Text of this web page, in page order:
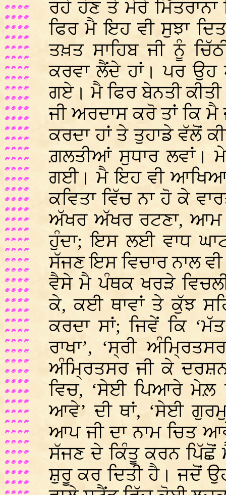
ਰਹੇ ਹੋਣ ਤੇ ਮੇਰੇ
ਫਿਰ ਮੈ ਇਹ ਵੀ ਸੁਝਾ
ਤਖ਼ਤ ਸਾਹਿਬ ਜੀ ਨੂੰ
ਕਰਵਾ ਲੈਂਦੇ ਹਾਂ। ਪਰ ਉਹ
ਗਏ। ਮੈ ਫਿਰ ਬੇਨਤੀ
ਜੀ ਅਰਦਾਸ ਕਰੋ ਤਾਂ ਕਿ ਮੈ
ਕਰਦਾ ਹਾਂ ਤੇ ਤੁਹਾਡੇ ਵੱਲੋਂ
ਗ਼ਲਤੀਆਂ ਸੁਧਾਰ ਲਵਾਂ।
ਗਈ। ਮੈ ਇਹ ਵੀ ਆਖਿਆ
ਕਵਿਤਾ ਵਿੱਚ ਨਾ ਹੋ ਕੇ
ਅੱਖਰ ਅੱਖਰ ਰਟਣਾ, ਆਮ
ਹੁੰਦਾ; ਇਸ ਲਈ ਵਾਧ
ਸੱਜਣ ਇਸ ਵਿਚਾਰ ਨਾਲ
ਵੈਸੇ ਮੈ ਪੰਥਕ ਖਰੜੇ
ਕੇ, ਕਈ ਥਾਵਾਂ ਤੇ ਕੁੱਝ
ਕਰਦਾ ਸਾਂ; ਜਿਵੇਂ ਕਿ
ਰਾਖਾ’, ‘ਸ੍ਰੀ
ਅੰਮ੍ਰਿਤਸਰ ਜੀ ਕੇ
ਵਿਚ, ‘ਸੇਈ ਪਿਆਰੇ ਮੇਲ਼
ਆਵੇ’ ਦੀ ਥਾਂ, ‘ਸੇਈ
ਆਪ ਜੀ ਦਾ ਨਾਮ ਚਿਤ
ਸੱਜਣ ਦੇ ਕਿੰਤੂ ਕਰਨ ਪਿੱਛੋਂ
ਸ਼ੁਰੂ ਕਰ ਦਿਤੀ ਹੈ। ਜਦੋਂ